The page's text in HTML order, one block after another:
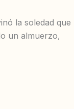
la soledad que
un almuerzo,